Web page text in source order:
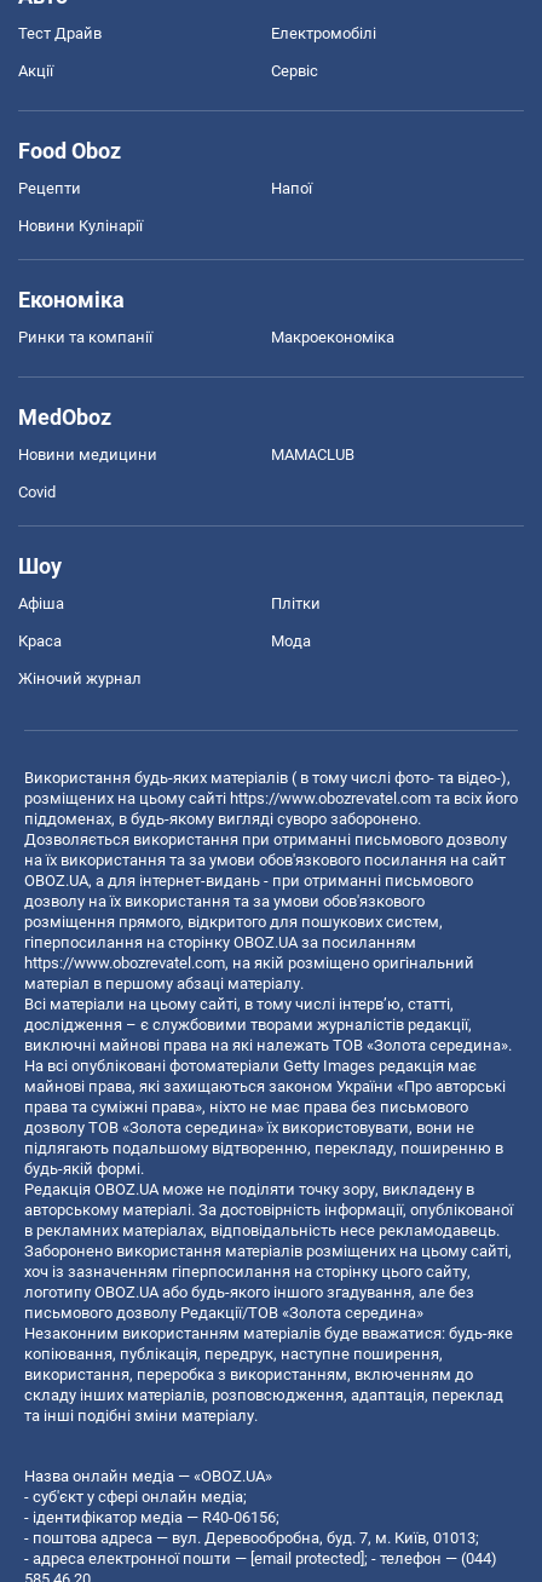
Тест Драйв Електромобілі
Акції Сервіс
Food Oboz
Рецепти Напої
Новини Кулінарії
Економіка
Ринки та компанії Макроекономіка
MedOboz
Новини медицини MAMACLUB
Covid
Шоу
Афіша Плітки
Краса Мода
Жіночий журнал
Використання будь-яких матеріалів ( в тому числі фото- та відео-),
розміщених на цьому сайті https://www.obozrevatel.com та всіх його
піддоменах, в будь-якому вигляді суворо заборонено.
Дозволяється використання при отриманні письмового дозволу
на їх використання та за умови обов'язкового посилання на сайт
OBOZ.UA, а для інтернет-видань - при отриманні письмового
дозволу на їх використання та за умови обов'язкового
розміщення прямого, відкритого для пошукових систем,
гіперпосилання на сторінку OBOZ.UA за посиланням
https://www.obozrevatel.com, на якій розміщено оригінальний
матеріал в першому абзаці матеріалу.
Всі матеріали на цьому сайті, в тому числі інтерв’ю, статті,
дослідження – є службовими творами журналістів редакції,
виключні майнові права на які належать ТОВ «Золота середина».
На всі опубліковані фотоматеріали Getty Images редакція має
майнові права, які захищаються законом України «Про авторські
права та суміжні права», ніхто не має права без письмового
дозволу ТОВ «Золота середина» їх використовувати, вони не
підлягають подальшому відтворенню, перекладу, поширенню в
будь-якій формі.
Редакція OBOZ.UA може не поділяти точку зору, викладену в
авторському матеріалі. За достовірність інформації, опублікованої
в рекламних матеріалах, відповідальність несе рекламодавець.
Заборонено використання матеріалів розміщених на цьому сайті,
хоч із зазначенням гіперпосилання на сторінку цього сайту,
логотипу OBOZ.UA або будь-якого іншого згадування, але без
письмового дозволу Редакції/ТОВ «Золота середина»
Незаконним використанням матеріалів буде вважатися: будь-яке
копiювання, публiкацiя, передрук, наступне поширення,
використання, переробка з використанням, включенням до
складу інших матеріалів, розповсюдження, адаптація, переклад
та інші подібні зміни матеріалу.
Назва онлайн медіа — «OBOZ.UA»
- суб'єкт у сфері онлайн медіа;
- ідентифікатор медіа — R40-06156;
- поштова адреса — вул. Деревообробна, буд. 7, м. Київ, 01013;
- адреса електронної пошти — [email protected]; - телефон — (044)